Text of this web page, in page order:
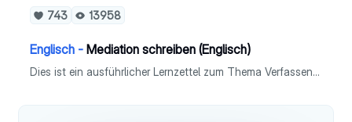
743 13958
Englisch - Mediation schreiben (Englisch)
Dies ist ein ausführlicher Lernzettel zum Thema Verfassen einer Mediation in Fach Englisch (Leistungskurs). - Definition - Ziel der Mediation - Fragen, die du dir stellen solltest - Schreibplan - Checkliste